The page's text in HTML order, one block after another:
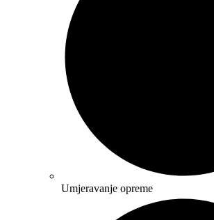
Umjeravanje opreme